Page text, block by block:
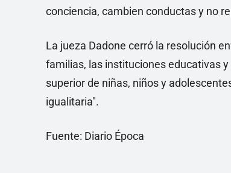
conciencia, cambien conductas y no
La jueza Dadone cerró la resolución
familias, las instituciones educativas
superior de niñas, niños y
igualitaria".
Fuente: Diario Época